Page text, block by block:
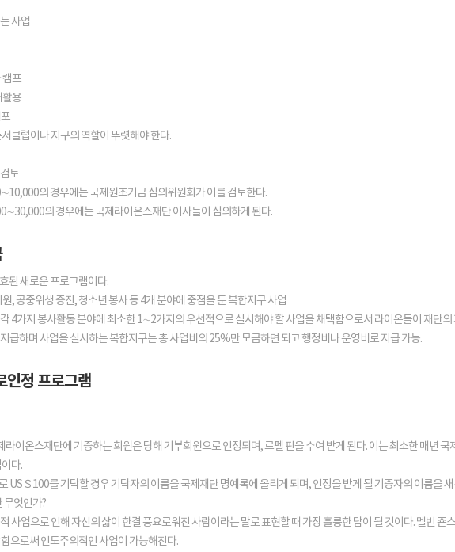
사업
프
용
럽이나 지구의 역할이 뚜렷해야 한다.
토
의 경우에는 국제원조기금 심의위원회가 이를 검토한다.
의 경우에는 국제라이온스재단 이사들이 심의하게 된다.
된 새로운 프로그램이다.
, 공중위생 증진, 청소년 봉사 등 4개 분야에 중점을 둔 복합지구 사업
4가지 봉사활동 분야에 최소한 1∼2가지의 우선적으로 실시해야 할 사업을 채택함으로서 라이온들이 재단
급하며 사업을 실시하는 복합지구는 총 사업비의 25%만 모금하면 되고 행정비나 운영비로 지급 가능.
인정 프로그램
라이온스재단에 기증하는 회원은 당해 기부회원으로 인정되며, 르펠 핀을 수여 받게 된다. 이는 최소한 매년
다.
US＄100를 기탁할 경우 기탁자의 이름을 국제재단 명예록에 올리게 되며, 인정을 받게 될 기증자의 이름을
엇인가?
사업으로 인해 자신의 삶이 한결 풍요로워진 사람이라는 말로 표현할 때 가장 훌륭한 답이 될 것이다. 멜빈 죤
으로써 인도주의적인 사업이 가능해진다.